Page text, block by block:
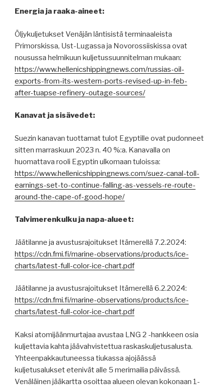
Energia ja raaka-aineet:
Öljykuljetukset Venäjän läntisistä terminaaleista
Primorskissa, Ust-Lugassa ja Novorossiiskissa ovat
nousussa helmikuun kuljetussuunnitelman mukaan:
https://www.hellenicshippingnews.com/russias-oil-
exports-from-its-western-ports-revised-up-in-feb-
after-tuapse-refinery-outage-sources/
Kanavat ja sisävedet:
Suezin kanavan tuottamat tulot Egyptille ovat pudonneet
sitten marraskuun 2023 n. 40 %:a. Kanavalla on
huomattava rooli Egyptin ulkomaan tuloissa:
https://www.hellenicshippingnews.com/suez-canal-toll-
earnings-set-to-continue-falling-as-vessels-re-route-
around-the-cape-of-good-hope/
Talvimerenkulku ja napa-alueet:
Jäätilanne ja avustusrajoitukset Itämerellä 7.2.2024:
https://cdn.fmi.fi/marine-observations/products/ice-
charts/latest-full-color-ice-chart.pdf
Jäätilanne ja avustusrajoitukset Itämerellä 6.2.2024:
https://cdn.fmi.fi/marine-observations/products/ice-
charts/latest-full-color-ice-chart.pdf
Kaksi atomijäänmurtajaa avustaa LNG 2 -hankkeen osia
kuljettavia kahta jäävahvistettua raskaskuljetusalusta.
Yhteenpakkautuneessa tiukassa ajojäässä
kuljetusalukset etenivät alle 5 merimailia päivässä.
Venäläinen jääkartta osoittaa alueen olevan kokonaan 1-